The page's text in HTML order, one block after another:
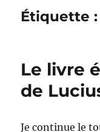
Étiquette :
Le livre
de
Je continue le